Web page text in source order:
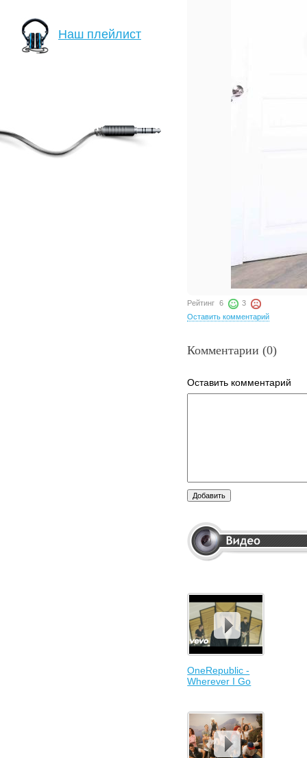
Наш плейлист
Рейтинг 6
3
Оставить комментарий
Комментарии (0)
Оставить комментарий
OneRepublic -
Wherever I Go